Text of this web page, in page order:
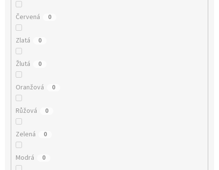
Červená 0
Zlatá 0
Žlutá 0
Oranžová 0
Růžová 0
Zelená 0
Modrá 0